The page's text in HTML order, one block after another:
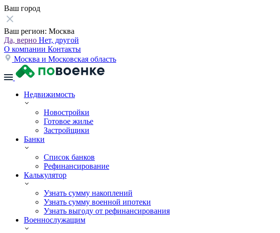
Ваш город
Ваш регион: Москва
Да, верно Нет, другой
О компании Контакты
Москва и Московская область
Недвижимость
Новостройки
Готовое жилье
Застройщики
Банки
Список банков
Рефинансирование
Калькулятор
Узнать сумму накоплений
Узнать сумму военной ипотеки
Узнать выгоду от рефинансирования
Военнослужащим